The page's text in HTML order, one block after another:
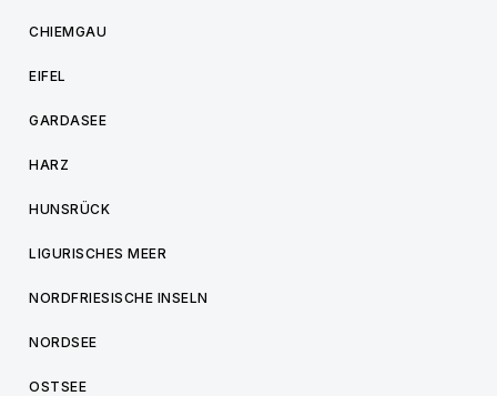
CHIEMGAU
EIFEL
GARDASEE
HARZ
HUNSRÜCK
LIGURISCHES MEER
NORDFRIESISCHE INSELN
NORDSEE
OSTSEE